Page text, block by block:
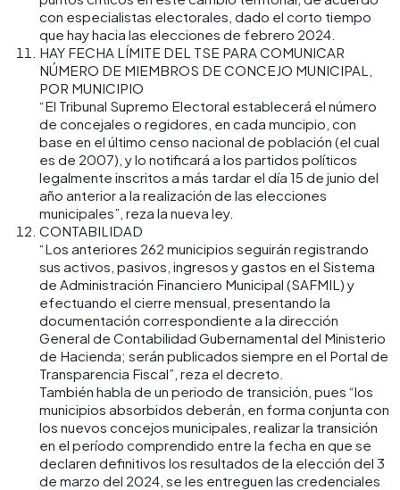
con especialistas electorales, dado el corto tiempo
que hay hacia las elecciones de febrero 2024.
HAY FECHA LÍMITE DEL TSE PARA COMUNICAR
NÚMERO DE MIEMBROS DE CONCEJO MUNICIPAL,
POR MUNICIPIO
“El Tribunal Supremo Electoral establecerá el número
de concejales o regidores, en cada muncipio, con
base en el último censo nacional de población (el cual
es de 2007), y lo notificará a los partidos políticos
legalmente inscritos a más tardar el día 15 de junio del
año anterior a la realización de las elecciones
municipales”, reza la nueva ley.
CONTABILIDAD
“Los anteriores 262 municipios seguirán registrando
sus activos, pasivos, ingresos y gastos en el Sistema
de Administración Financiero Municipal (SAFMIL) y
efectuando el cierre mensual, presentando la
documentación correspondiente a la dirección
General de Contabilidad Gubernamental del Ministerio
de Hacienda; serán publicados siempre en el Portal de
Transparencia Fiscal”, reza el decreto.
También habla de un periodo de transición, pues “los
municipios absorbidos deberán, en forma conjunta con
los nuevos concejos municipales, realizar la transición
en el período comprendido entre la fecha en que se
declaren definitivos los resultados de la elección del 3
de marzo del 2024, se les entreguen las credenciales